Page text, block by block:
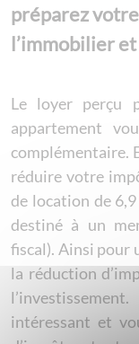
préparez
l’immobilier et
Le loyer perçu
appartement
complémentaire.
réduire votre
de location de
destiné à un
fiscal). Ainsi pour
la réduction
intéressant et